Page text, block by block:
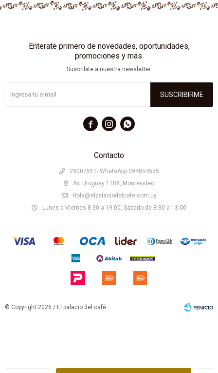
Contacto
29007511- WhatsApp 094854555
Av. Uruguay 1188, Montevideo
Hola@elpalaciodelcafe.com.uy
Lunes a Viernes 8:30 a 19:00, Sábado de 8:30 a 13:00
Enterate primero de novedades, oportunidades,
promociones y más.
Suscribite a nuestra newsletter.
SUSCRIBIRME
  
© Copyright 2026 / El palacio del café